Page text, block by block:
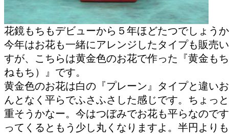
花鏡もちもデビューから５年ほどたつでしょう
今年はお花も一緒にアレンジしたタイプも販売
すが、こちらは黄金色のお花で作った『黄金も
ねもち）』です。
黄金色のお花は白の『プレーン』タイプと違い
んとなく平らでふさふさした感じです。ちょっ
重そうかなー。今はつぼみでお花も平らなので
ってくるともう少し丸くなりますよ。半円より